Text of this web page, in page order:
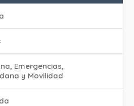
Emergencias,
y Movilidad